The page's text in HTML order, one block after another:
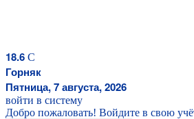
18.6 C
Горняк
Пятница, 7 августа, 2026
войти в систему
Добро пожаловать! Войдите в свою